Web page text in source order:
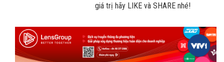
giá trị hãy LIKE và SHARE nhé!